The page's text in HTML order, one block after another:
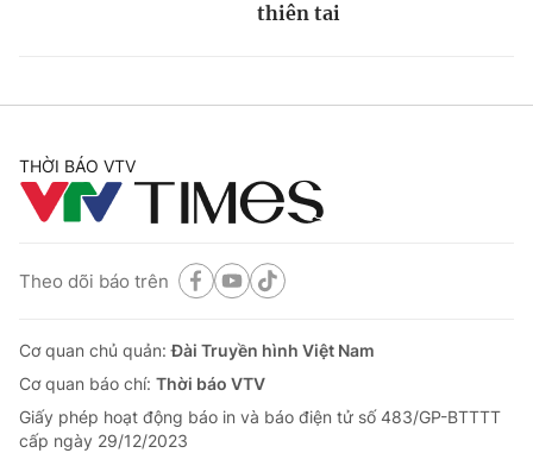
thiên tai
THỜI BÁO VTV
Theo dõi báo trên
Cơ quan chủ quản:Đài Truyền hình Việt Nam
Cơ quan báo chí: Thời báo VTV
Giấy phép hoạt động báo in và báo điện tử số 483/GP-BTTTT
cấp ngày 29/12/2023